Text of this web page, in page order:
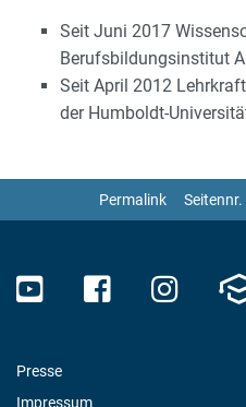
Seit Juni 2017
Berufsbildungsinstitut
Seit April 2012
der Humboldt-
Permalink Seitennr.
Presse
Impressum